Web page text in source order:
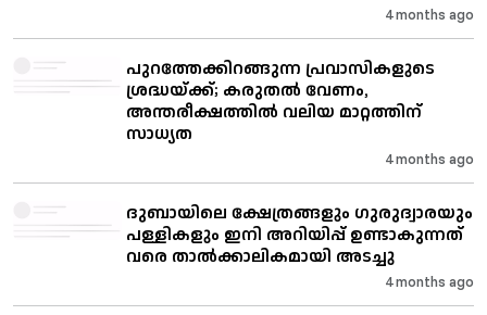
4 months ago
പുറത്തേക്കിറങ്ങുന്ന പ്രവാസികളുടെ
ശ്രദ്ധയ്‌ക്ക്; കരുതൽ വേണം,
അന്തരീക്ഷത്തിൽ വലിയ മാറ്റത്തിന്
സാധ്യത
4 months ago
ദുബായിലെ ക്ഷേത്രങ്ങളും ഗുരുദ്വാരയും
പള്ളികളും ഇനി അറിയിപ്പ് ഉണ്ടാകുന്നത്
വരെ താൽക്കാലികമായി അടച്ചു
4 months ago